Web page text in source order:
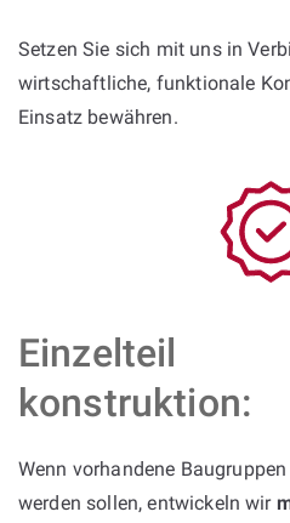
Setzen Sie sich mit uns in
wirtschaftliche, funktionale
Einsatz bewähren.
Einzelteil
konstruktion:
Wenn vorhandene
werden sollen, entwickeln wir